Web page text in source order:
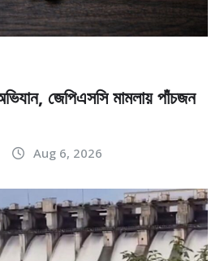
জেপিএসসি মামলায় পাঁচজন
Aug 6, 2026